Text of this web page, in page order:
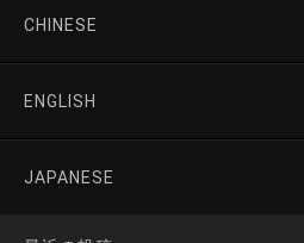
CHINESE
ENGLISH
JAPANESE